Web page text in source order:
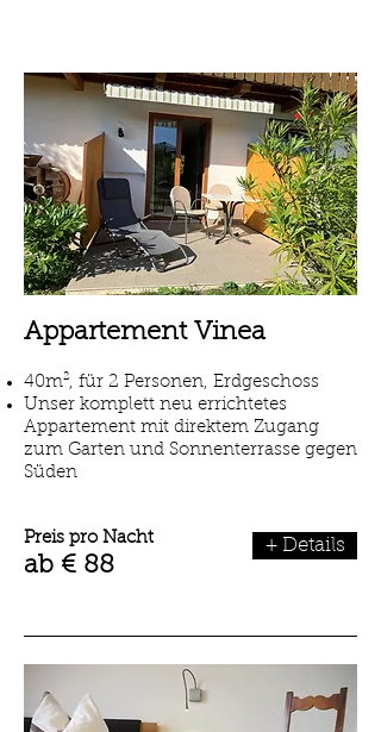
Appartement Vinea
40m², für 2 Personen, Erdgeschoss
Unser komplett neu errichtetes
Appartement mit direktem Zugang
zum Garten und Sonnenterrasse gegen
Süden
Preis pro Nacht
ab € 88
+ Details